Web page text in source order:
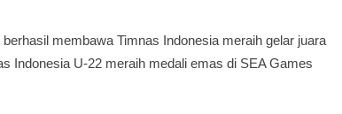
berhasil membawa Timnas Indonesia meraih gelar juara
Indonesia U-22 meraih medali emas di SEA Games